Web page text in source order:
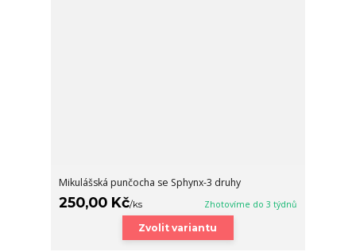
Mikulášská punčocha se Sphynx-3 druhy
250,00 Kč/ks Zhotovíme do 3 týdnů
Zvolit variantu